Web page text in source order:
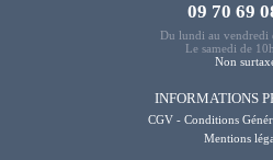
09 70 69
Du lundi au vendredi
Le samedi de
Non
INFORMATIONS
CGV - Conditions
Mentions